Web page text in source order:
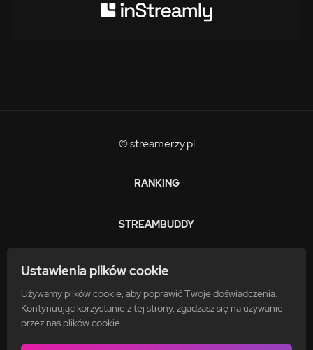
Ustawienia plików cookie
Używamy plików cookie, aby poprawić Twoje doświadczenia.
Kontynuując korzystanie z tej strony, zgadzasz się na używanie
przez nas plików cookie.
© streamerzy.pl
RANKING
STREAMBUDDY
ZARABIAJ
FAQ